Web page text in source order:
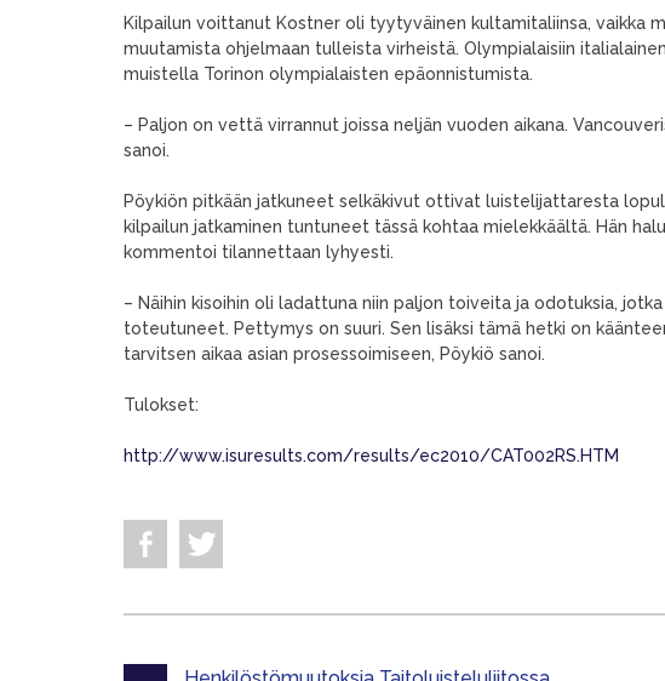
Kilpailun voittanut Kostner oli tyytyväinen kultamitaliinsa, vaikka
muutamista ohjelmaan tulleista virheistä. Olympialaisiin
muistella Torinon olympialaisten epäonnistumista.
– Paljon on vettä virrannut joissa neljän vuoden aikana.
sanoi.
Pöykiön pitkään jatkuneet selkäkivut ottivat luistelijattaresta
kilpailun jatkaminen tuntuneet tässä kohtaa mielekkäältä. Hän
kommentoi tilannettaan lyhyesti.
– Näihin kisoihin oli ladattuna niin paljon toiveita ja odotuksia,
toteutuneet. Pettymys on suuri. Sen lisäksi tämä hetki on
tarvitsen aikaa asian prosessoimiseen, Pöykiö sanoi.
Tulokset:
http://www.isuresults.com/results/ec2010/CAT002RS.HTM